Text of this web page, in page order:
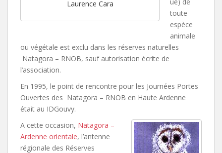
Laurence Cara
toute
espèce
animale
ou végétale est exclu dans les réserves naturelles
Natagora – RNOB, sauf autorisation écrite de
l’association.
En 1995, le point de rencontre pour les Journées Portes
Ouvertes des Natagora – RNOB en Haute Ardenne
était au IDGouvy.
A cette occasion, Natagora –
Ardenne orientale, l’antenne
régionale des Réserves